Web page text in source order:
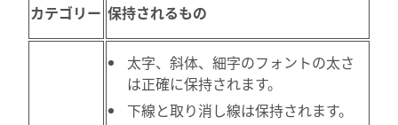
カテゴリー 保持されるもの
太字、斜体、細字のフォントの太さ
は正確に保持されます。
下線と取り消し線は保持されます。